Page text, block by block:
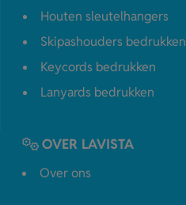
Houten sleutelhangers
Skipashouders bedrukken
Keycords bedrukken
Lanyards bedrukken
OVER LAVISTA
Over ons